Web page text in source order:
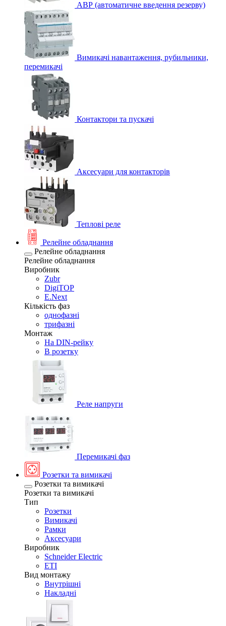
АВР (автоматичне введення резерву)
Вимикачі навантаження, рубильники,
перемикачі
Контактори та пускачі
Аксесуари для контакторів
Теплові реле
Релейне обладнання
Релейне обладнання
Релейне обладнання
Виробник
Zubr
DigiTOP
E.Next
Кількість фаз
однофазні
трифазні
Монтаж
На DIN-рейку
В розетку
Реле напруги
Перемикачі фаз
Розетки та вимикачі
Розетки та вимикачі
Розетки та вимикачі
Тип
Розетки
Вимикачі
Рамки
Аксесуари
Виробник
Schneider Electric
ETI
Вид монтажу
Внутрішні
Накладні